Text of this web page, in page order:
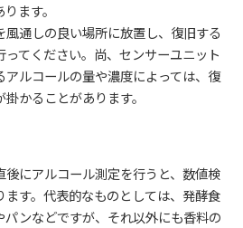
ます。
通しの良い場所に放置し、復旧する
ってください。尚、センサーユニット
アルコールの量や濃度によっては、復
かることがあります。
後にアルコール測定を行うと、数値検
ます。代表的なものとしては、発酵食
パンなどですが、それ以外にも香料の